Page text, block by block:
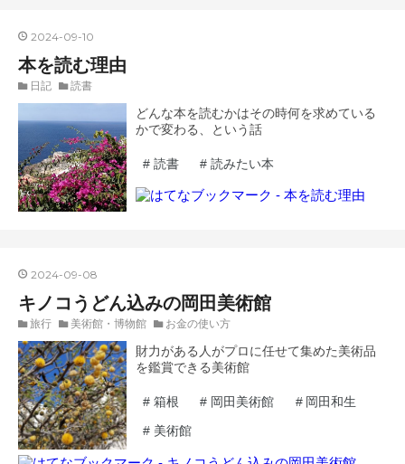
2024-09-10
本を読む理由
日記 読書
どんな本を読むかはその時何を求めている
かで変わる、という話
# 読書 # 読みたい本
2024-09-08
キノコうどん込みの岡田美術館
旅行 美術館・博物館 お金の使い方
財力がある人がプロに任せて集めた美術品
を鑑賞できる美術館
# 箱根 # 岡田美術館 # 岡田和生
# 美術館